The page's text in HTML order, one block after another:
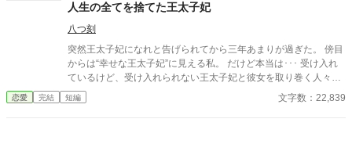
人生の全てを捨てた王太子妃
八つ刻
突然王太子妃になれと告げられてから三年あまりが過ぎた。 傍目
からは“幸せな王太子妃”に見える私。 だけど本当は･･･ 受け入れ
ているけど、受け入れられない王太子妃と彼女を取り巻く人々の
話。 ※※※幸せな話とは言い難いです※※※ タグをよく見て読ん
でください。ハッピーエンドが好みの方(一方通行の愛が駄目な方
恋愛 完結 短編 文字数：22,839